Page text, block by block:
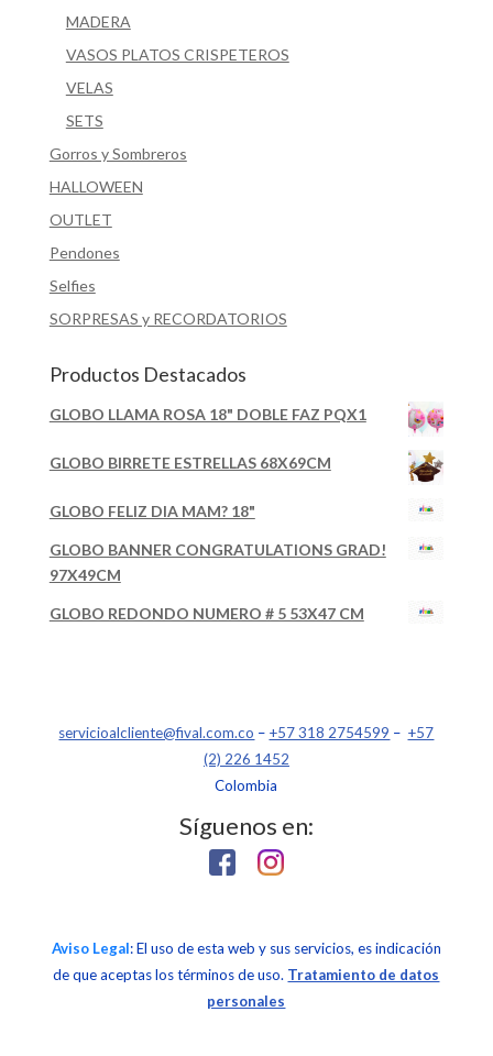
MADERA
VASOS PLATOS CRISPETEROS
VELAS
SETS
Gorros y Sombreros
HALLOWEEN
OUTLET
Pendones
Selfies
SORPRESAS y RECORDATORIOS
Productos Destacados
GLOBO LLAMA ROSA 18" DOBLE FAZ PQX1
GLOBO BIRRETE ESTRELLAS 68X69CM
GLOBO FELIZ DIA MAM? 18"
GLOBO BANNER CONGRATULATIONS GRAD!
97X49CM
GLOBO REDONDO NUMERO # 5 53X47 CM
servicioalcliente@fival.com.co – +57 318 2754599 – +57
(2) 226 1452
Colombia
Síguenos en:
Aviso Legal: El uso de esta web y sus servicios, es indicación
de que aceptas los términos de uso. Tratamiento de datos
personales